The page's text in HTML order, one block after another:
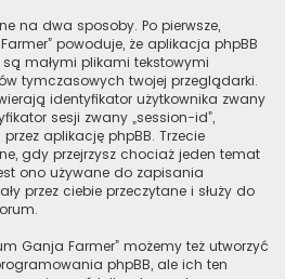
na dwa sposoby. Po pierwsze,
powoduje, że aplikacja phpBB
małymi plikami tekstowymi
tymczasowych twojej przeglądarki.
identyfikator użytkownika zwany
sesji zwany „session-id”,
aplikację phpBB. Trzecie
gdy przejrzysz chociaż jeden temat
ono używane do zapisania
przez ciebie przeczytane i służy do
Ganja Farmer” możemy też utworzyć
phpBB, ale ich ten